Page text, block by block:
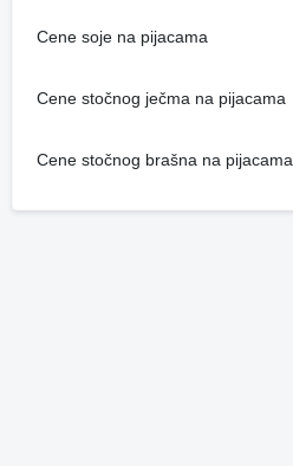
Cene soje na pijacama
Cene stočnog ječma na pijacama
Cene stočnog brašna na pijacama